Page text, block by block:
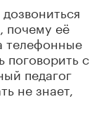
почему её
телефонные
поговорить с
педагог
не знает,